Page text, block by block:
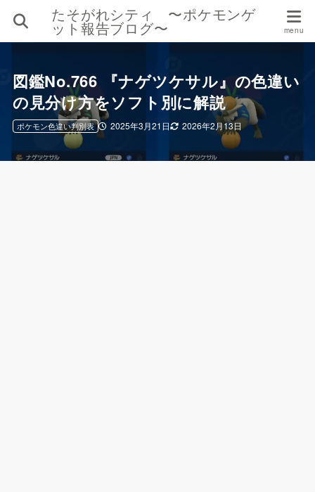
たそがれシティ 〜ポケモンゲ
ット報告ブログ〜
図鑑No.766 『ナゲツケサル』の色違い
の見分け方をソフト別に解説
2025年3月21日 2026年2月13日
ポケモン色違い判別表